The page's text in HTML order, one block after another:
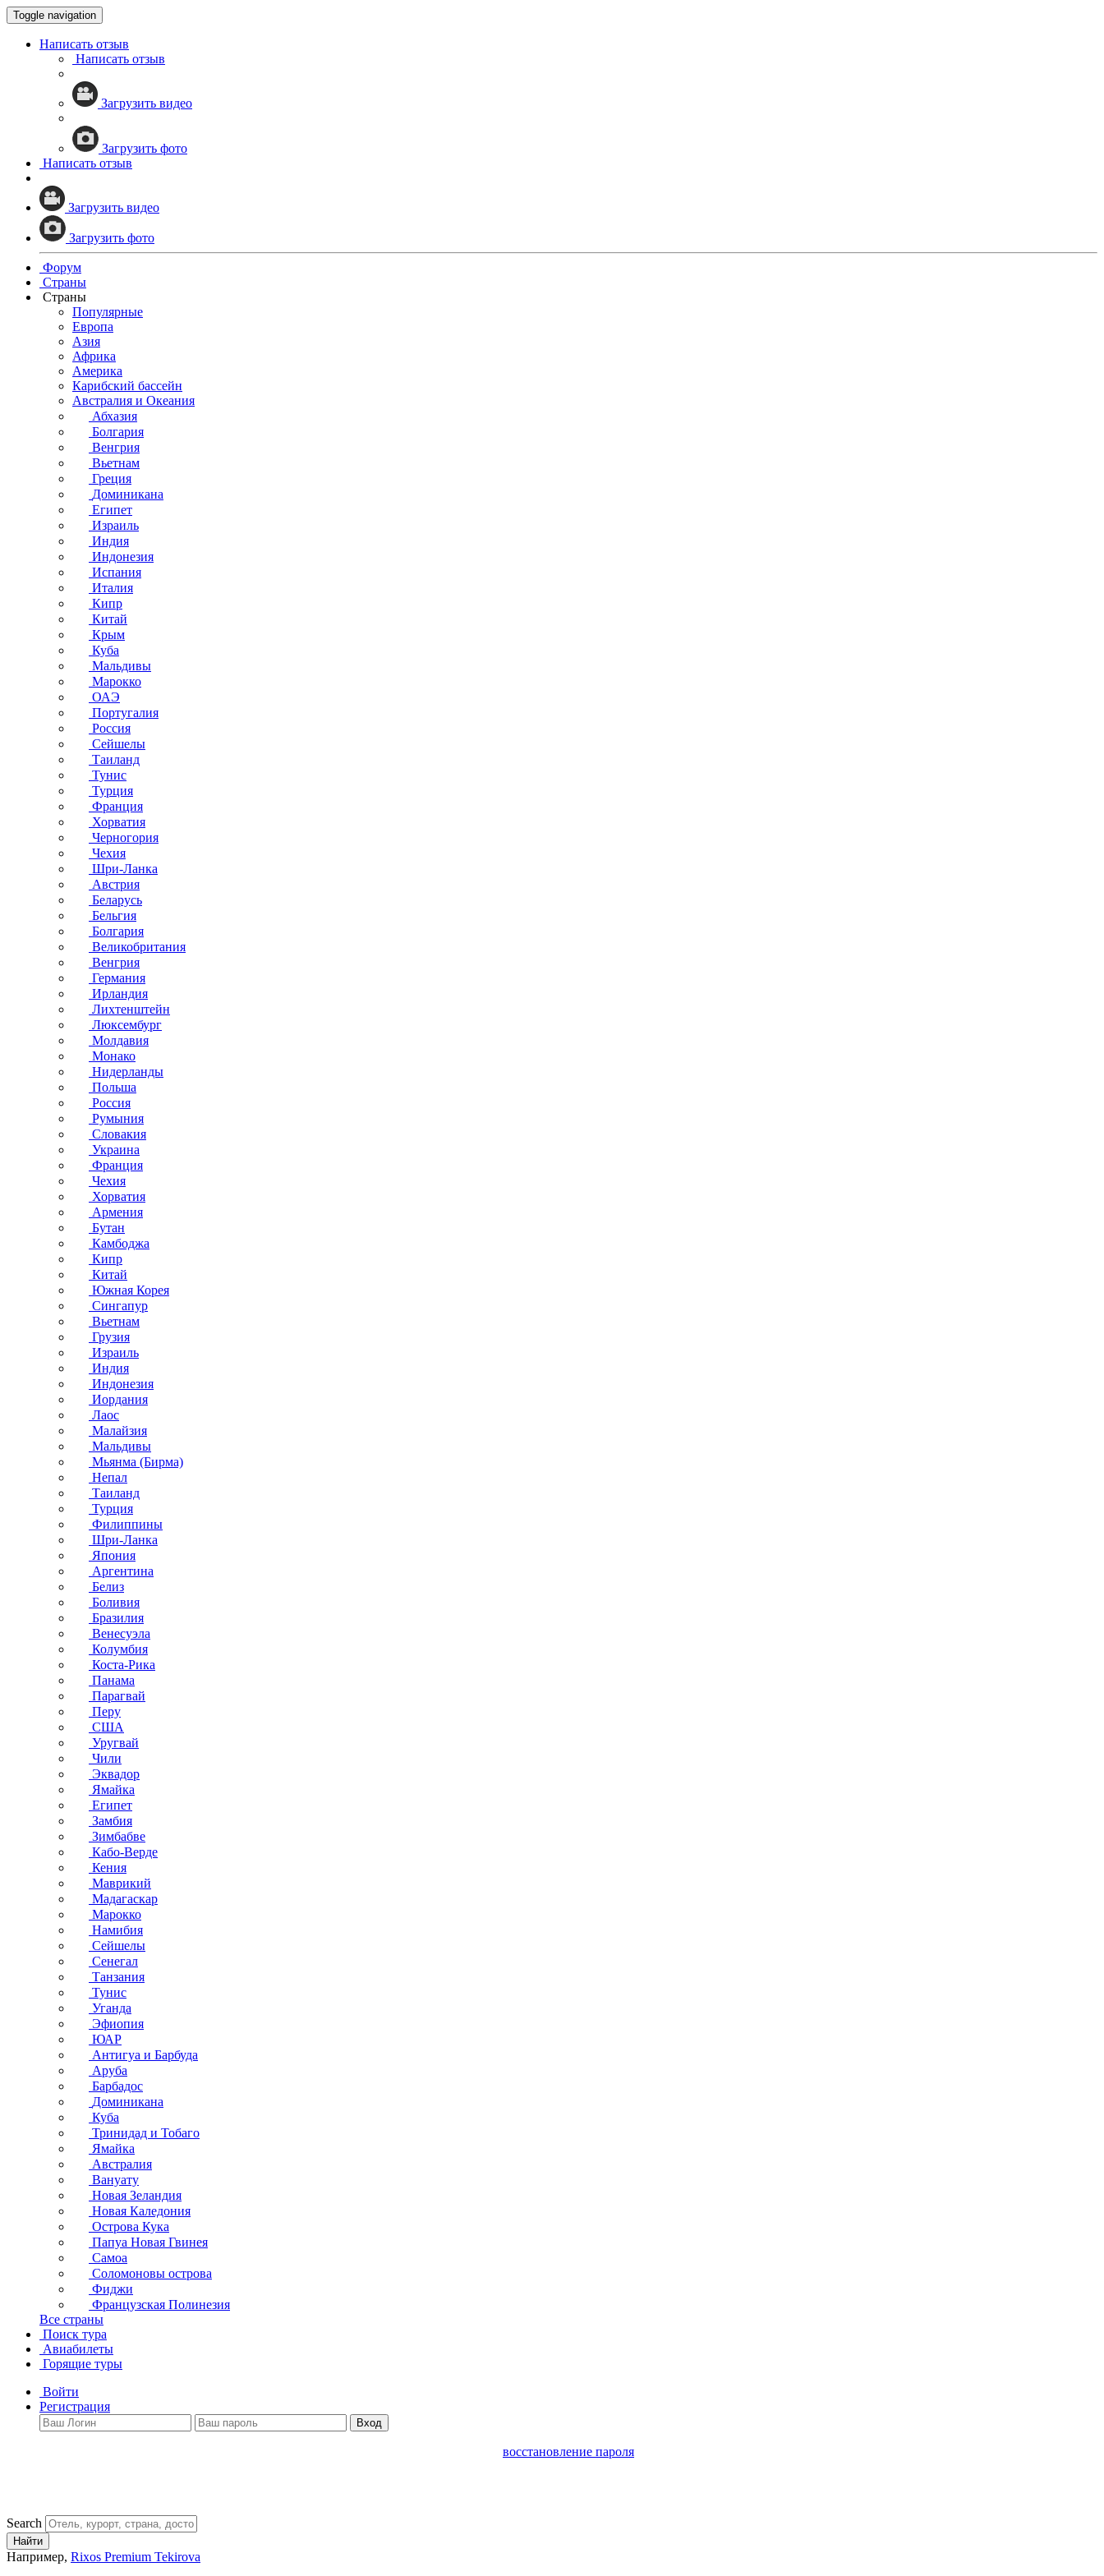
Toggle navigation
Написать отзыв
Написать отзыв
Загрузить видео
Загрузить фото
Написать отзыв
Загрузить видео
Загрузить фото
Форум
Страны
Страны
Популярные
Европа
Азия
Африка
Америка
Карибский бассейн
Австралия и Океания
Абхазия
Болгария
Венгрия
Вьетнам
Греция
Доминикана
Египет
Израиль
Индия
Индонезия
Испания
Италия
Кипр
Китай
Крым
Куба
Мальдивы
Марокко
ОАЭ
Португалия
Россия
Сейшелы
Таиланд
Тунис
Турция
Франция
Хорватия
Черногория
Чехия
Шри-Ланка
Австрия
Беларусь
Бельгия
Болгария
Великобритания
Венгрия
Германия
Ирландия
Лихтенштейн
Люксембург
Молдавия
Монако
Нидерланды
Польша
Россия
Румыния
Словакия
Украина
Франция
Чехия
Хорватия
Армения
Бутан
Камбоджа
Кипр
Китай
Южная Корея
Сингапур
Вьетнам
Грузия
Израиль
Индия
Индонезия
Иордания
Лаос
Малайзия
Мальдивы
Мьянма (Бирма)
Непал
Таиланд
Турция
Филиппины
Шри-Ланка
Япония
Аргентина
Белиз
Боливия
Бразилия
Венесуэла
Колумбия
Коста-Рика
Панама
Парагвай
Перу
США
Уругвай
Чили
Эквадор
Ямайка
Египет
Замбия
Зимбабве
Кабо-Верде
Кения
Маврикий
Мадагаскар
Марокко
Намибия
Сейшелы
Сенегал
Танзания
Тунис
Уганда
Эфиопия
ЮАР
Антигуа и Барбуда
Аруба
Барбадос
Доминикана
Куба
Тринидад и Тобаго
Ямайка
Австралия
Вануату
Новая Зеландия
Новая Каледония
Острова Кука
Папуа Новая Гвинея
Самоа
Соломоновы острова
Фиджи
Французская Полинезия
Все страны
Поиск тура
Авиабилеты
Горящие туры
Войти
Регистрация
Вход
восстановление пароля
Search
Найти
Например, Rixos Premium Tekirova